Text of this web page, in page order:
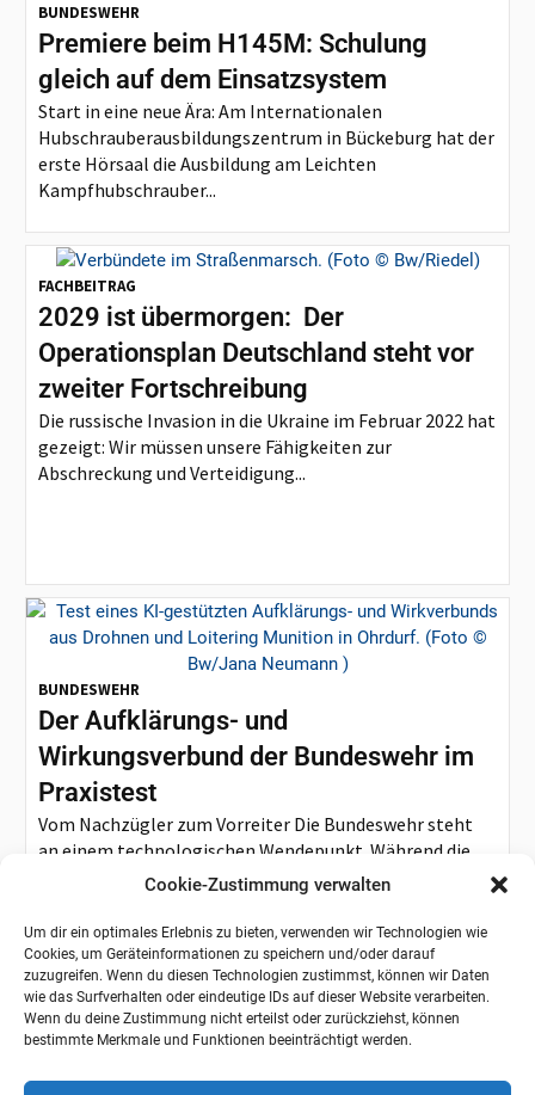
Cookie-Zustimmung verwalten
Um dir ein optimales Erlebnis zu bieten, verwenden wir Technologien wie
Cookies, um Geräteinformationen zu speichern und/oder darauf
zuzugreifen. Wenn du diesen Technologien zustimmst, können wir Daten
wie das Surfverhalten oder eindeutige IDs auf dieser Website verarbeiten.
Wenn du deine Zustimmung nicht erteilst oder zurückziehst, können
bestimmte Merkmale und Funktionen beeinträchtigt werden.
BUNDESWEHR
Premiere beim H145M: Schulung
gleich auf dem Einsatzsystem
Start in eine neue Ära: Am Internationalen
Hubschrauberausbildungszentrum in Bückeburg hat der
erste Hörsaal die Ausbildung am Leichten
Kampfhubschrauber...
FACHBEITRAG
2029 ist übermorgen: Der
Operationsplan Deutschland steht vor
zweiter Fortschreibung
Die russische Invasion in die Ukraine im Februar 2022 hat
gezeigt: Wir müssen unsere Fähigkeiten zur
Abschreckung und Verteidigung...
BUNDESWEHR
Der Aufklärungs- und
Wirkungsverbund der Bundeswehr im
Praxistest
Vom Nachzügler zum Vorreiter Die Bundeswehr steht
an einem technologischen Wendepunkt. Während die
Drohnendebatte vor einem Jahrzehnt noch als...